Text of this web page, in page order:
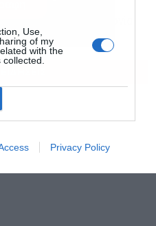
Use,
of my
with the
Privacy Policy